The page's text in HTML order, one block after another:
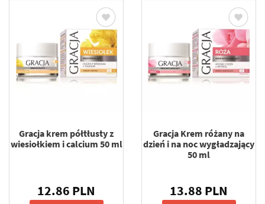
Gracja krem półtłusty z
wiesiołkiem i calcium 50 ml
12.86 PLN
Gracja Krem różany na
dzień i na noc wygładzający
50 ml
13.88 PLN